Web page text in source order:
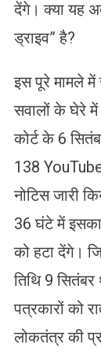
देंगे। क्या यह
ड्राइव” है?
इस पूरे मामले में
सवालों के घेरे
कोर्ट के 6
138
नोटिस जारी
36 घंटे में इसका
को हटा देंगे।
तिथि 9
पत्रकारों को
लोकतंत्र की